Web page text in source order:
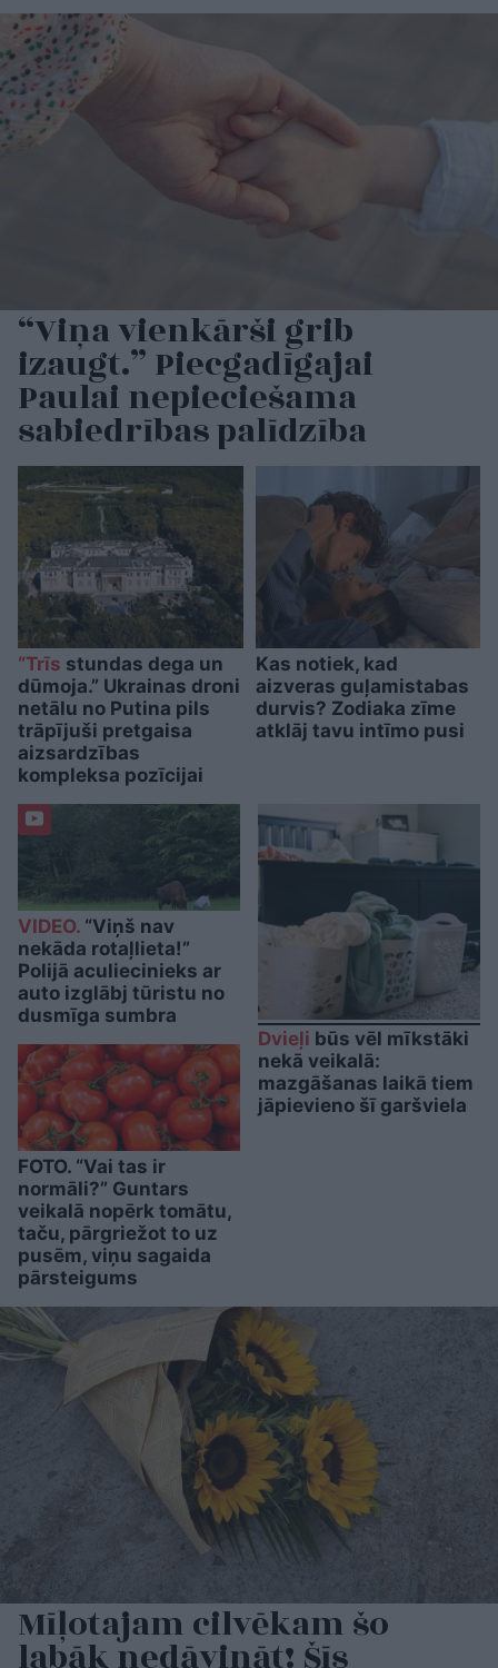
“Viņa vienkārši grib
izaugt.” Piecgadīgajai
Paulai nepieciešama
sabiedrības palīdzība
“Trīs stundas dega un
dūmoja.” Ukrainas droni
netālu no Putina pils
trāpījuši pretgaisa
aizsardzības
kompleksa pozīcijai
Kas notiek, kad
aizveras guļamistabas
durvis? Zodiaka zīme
atklāj tavu intīmo pusi
VIDEO. “Viņš nav
nekāda rotaļlieta!”
Polijā aculiecinieks ar
auto izglābj tūristu no
dusmīga sumbra
FOTO. “Vai tas ir
normāli?” Guntars
veikalā nopērk tomātu,
taču, pārgriežot to uz
pusēm, viņu sagaida
pārsteigums
Dvieļi būs vēl mīkstāki
nekā veikalā:
mazgāšanas laikā tiem
jāpievieno šī garšviela
Mīļotajam cilvēkam šo
labāk nedāvināt! Šīs